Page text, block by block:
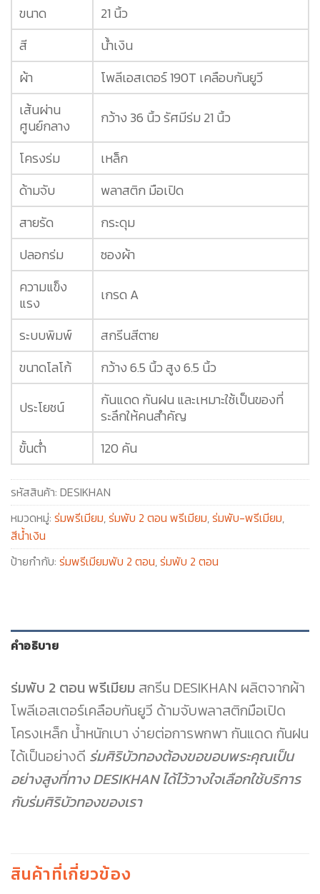
ขนาด
21 นิ้ว
สี
น้ำเงิน
ผ้า
โพลีเอสเตอร์ 190T เคลือบกันยูวี
เส้นผ่าน
ศูนย์กลาง
กว้าง 36 นิ้ว รัศมีร่ม 21 นิ้ว
โครงร่ม
เหล็ก
ด้ามจับ
พลาสติก มือเปิด
สายรัด
กระดุม
ปลอกร่ม
ซองผ้า
ความแข็ง
แรง
เกรด A
ระบบพิมพ์
สกรีนสีตาย
ขนาดโลโก้
กว้าง 6.5 นิ้ว สูง 6.5 นิ้ว
ประโยชน์
กันแดด กันฝน และเหมาะใช้เป็นของที่
ระลึกให้คนสำคัญ
ขั้นต่ำ
120 คัน
รหัสสินค้า: DESIKHAN
หมวดหมู่: ร่มพรีเมียม,ร่มพับ 2 ตอน พรีเมียม,ร่มพับ-พรีเมียม,
สีน้ำเงิน
ป้ายกำกับ: ร่มพรีเมียมพับ 2 ตอน,ร่มพับ 2 ตอน
คำอธิบาย
ร่มพับ 2 ตอน พรีเมียม สกรีน DESIKHAN ผลิตจากผ้า
โพลีเอสเตอร์เคลือบกันยูวี ด้ามจับพลาสติกมือเปิด
โครงเหล็ก น้ำหนักเบา ง่ายต่อการพกพา กันแดด กันฝน
ได้เป็นอย่างดี ร่มศิริบัวทองต้องขอขอบพระคุณเป็น
อย่างสูงที่ทาง DESIKHAN ได้ไว้วางใจเลือกใช้บริการ
กับร่มศิริบัวทองของเรา
สินค้าที่เกี่ยวข้อง